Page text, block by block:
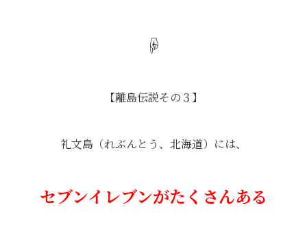
☟
【離島伝説その３】
礼文島（れぶんとう、北海道）には、
セブンイレブンがたくさんある